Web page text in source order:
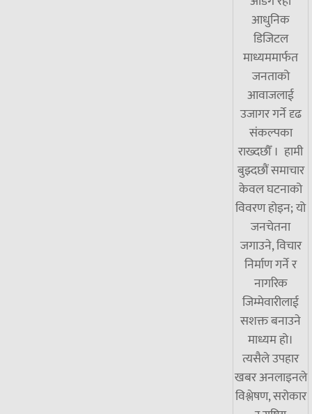
आधुनिक
डिजिटल
माध्यममार्फत
जनताको
आवाजलाई
उजागर गर्ने दृढ
संकल्पका
राख्दछौँ । हामी
बुझ्दछौं समाचार
केवल घटनाको
विवरण होइन; यो
जनचेतना
जगाउने, विचार
निर्माण गर्ने र
नागरिक
जिम्मेवारीलाई
सशक्त बनाउने
माध्यम हो।
त्यसैले उपहार
खबर अनलाइनले
विश्लेषण, सरोकार